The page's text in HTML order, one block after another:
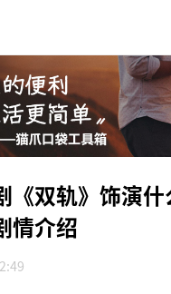
《双轨》饰演什
情介绍